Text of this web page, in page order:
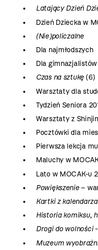
Latający Dzień
Dzień Dziecka w
(Nie)policzalne
Dla najmłodszych
Dla gimnazjalistów
Czas na sztukę (6)
Warsztaty dla
Tydzień Seniora
Warsztaty z
Pocztówki dla
Pierwsza lekcja
Maluchy w
Lato w MOCAK-u
Powiększenie–
Kartki z kalendarza
Historia komiksu,
Drogi do wolności-
Muzeum